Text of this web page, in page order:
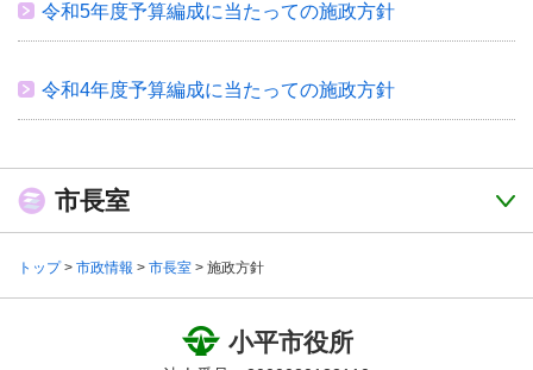
令和5年度予算編成に当たっての施政方針
令和4年度予算編成に当たっての施政方針
市長室
トップ> 市政情報 > 市長室 > 施政方針
小平市役所